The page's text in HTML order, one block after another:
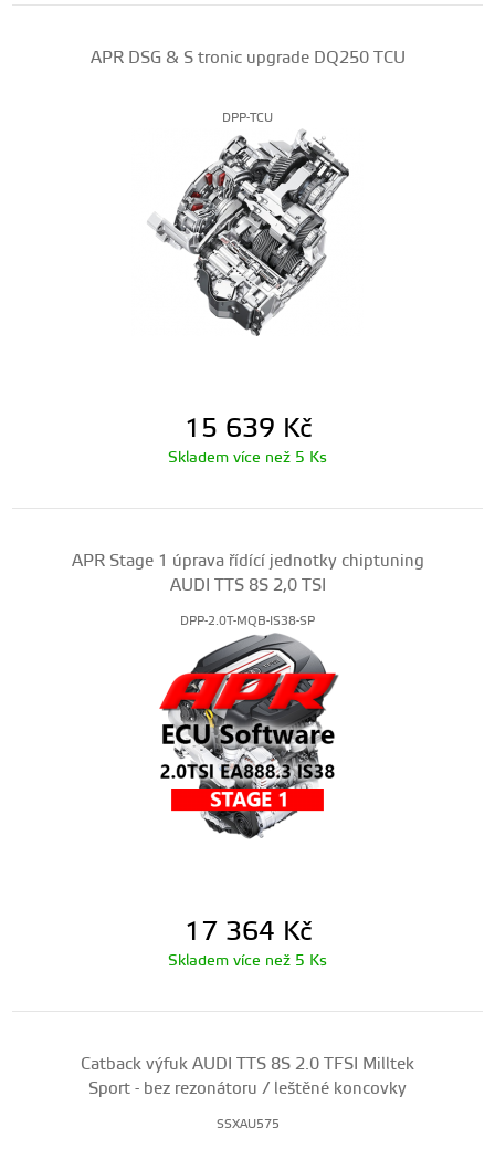
APR DSG & S tronic upgrade DQ250 TCU
DPP-TCU
15 639 Kč
Skladem více než 5 Ks
APR Stage 1 úprava řídící jednotky chiptuning
AUDI TTS 8S 2,0 TSI
DPP-2.0T-MQB-IS38-SP
17 364 Kč
Skladem více než 5 Ks
Catback výfuk AUDI TTS 8S 2.0 TFSI Milltek
Sport - bez rezonátoru / leštěné koncovky
SSXAU575